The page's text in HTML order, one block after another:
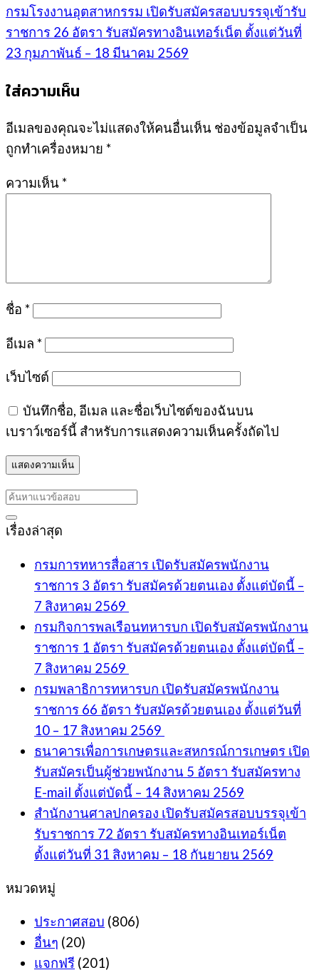
กรมโรงงานอุตสาหกรรม เปิดรับสมัครสอบบรรจุเข้ารับ
ราชการ 26 อัตรา รับสมัครทางอินเทอร์เน็ต ตั้งแต่วันที่
23 กุมภาพันธ์ – 18 มีนาคม 2569
ใส่ความเห็น
อีเมลของคุณจะไม่แสดงให้คนอื่นเห็น ช่องข้อมูลจำเป็น
ถูกทำเครื่องหมาย *
ความเห็น *
ชื่อ *
อีเมล *
เว็บไซต์
บันทึกชื่อ, อีเมล และชื่อเว็บไซต์ของฉันบน
เบราว์เซอร์นี้ สำหรับการแสดงความเห็นครั้งถัดไป
เรื่องล่าสุด
กรมการทหารสื่อสาร เปิดรับสมัครพนักงาน
ราชการ 3 อัตรา รับสมัครด้วยตนเอง ตั้งแต่บัดนี้ –
7 สิงหาคม 2569
กรมกิจการพลเรือนทหารบก เปิดรับสมัครพนักงาน
ราชการ 1 อัตรา รับสมัครด้วยตนเอง ตั้งแต่บัดนี้ –
7 สิงหาคม 2569
กรมพลาธิการทหารบก เปิดรับสมัครพนักงาน
ราชการ 66 อัตรา รับสมัครด้วยตนเอง ตั้งแต่วันที่
10 – 17 สิงหาคม 2569
ธนาคารเพื่อการเกษตรและสหกรณ์การเกษตร เปิด
รับสมัครเป็นผู้ช่วยพนักงาน 5 อัตรา รับสมัครทาง
E-mail ตั้งแต่บัดนี้ – 14 สิงหาคม 2569
สำนักงานศาลปกครอง เปิดรับสมัครสอบบรรจุเข้า
รับราชการ 72 อัตรา รับสมัครทางอินเทอร์เน็ต
ตั้งแต่วันที่ 31 สิงหาคม – 18 กันยายน 2569
หมวดหมู่
ประกาศสอบ (806)
อื่นๆ (20)
แจกฟรี (201)